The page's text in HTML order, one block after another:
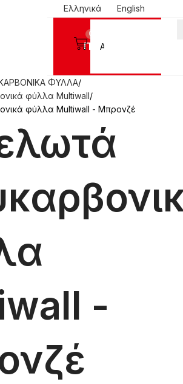
Ελληνικά English
Προϊόντα
0
ΦΥΛΛΑ
φύλλα Multiwall
φύλλα Multiwall - Μπρονζέ
-